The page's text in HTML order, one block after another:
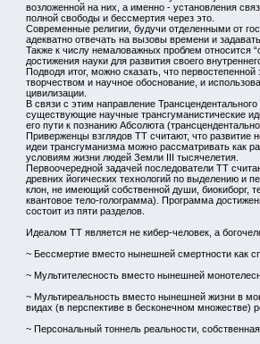
возложенной на них, а именно - установления
полной свободы и бессмертия через это.
Современные религии, будучи отделенными от
адекватно отвечать на вызовы времени и
Также к числу немаловажных проблем относится
достижения науки для развития своего
Подводя итог, можно сказать, что
творчеством и научное обоснование, и
цивилизации.
В связи с этим направление
существующие научные трансгуманистические
его пути к познанию Абсолюта
Приверженцы взглядов ТТ считают, что развитие
идеи трансгуманизма можно рассматривать как
условиям жизни людей Земли III тысячелетия.
Первоочередной задачей последователи ТТ
древних йогических технологий по выделению и
клон, не имеющий собственной души, биокиборг,
квантовое тело-голограмма). Программа
состоит из пяти разделов.
Идеалом ТТ является не кибер-человек, а
~ Бессмертие вместо нынешней смертности как
~ Мультителесность вместо нынешней
~ Мультиреальность вместо нынешней жизни в
видах (в перспективе в бесконечном множестве)
~ Персональный тоннель реальности,